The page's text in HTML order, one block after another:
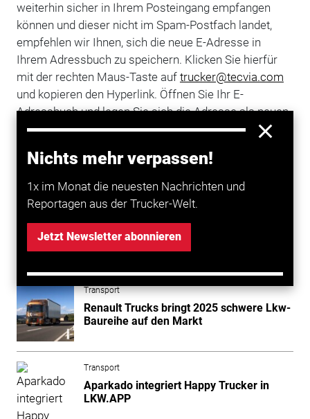
Nichts mehr verpassen!
1x im Monat die neuesten Nachrichten und
Reportagen aus der Trucker-Welt.
Jetzt Newsletter abonnieren
weiterhin sicher in Ihrem Posteingang empfangen
können und dieser nicht im Spam-Postfach landet,
empfehlen wir Ihnen, sich die neue E-Adresse in
Ihrem Adressbuch zu speichern. Klicken Sie hierfür
mit der rechten Maus-Taste auf trucker@tecvia.com
und kopieren den Hyperlink. Öffnen Sie Ihr E-
Adressbuch und legen Sie sich die Adresse als neuen
Kontakt an.
Mehr zum Thema entdecken
Testfahrer für die Elektro-MAN gesucht!
Transport
Renault Trucks bringt 2025 schwere Lkw-
Baureihe auf den Markt
Transport
Aparkado integriert Happy Trucker in
LKW.APP